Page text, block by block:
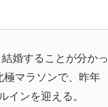
婚することが分かっ
マラソンで、昨年
インを迎える。